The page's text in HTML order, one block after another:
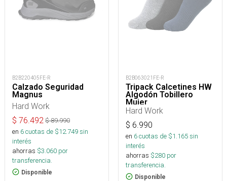
B2B220405FE-R
Calzado Seguridad
Magnus
Hard Work
$ 76.492 $89.990
en 6cuotas de $12.749sin
interés
ahorras $3.060 por
transferencia.
Disponible
B2B063021FE-R
Tripack Calcetines HW
Algodón Tobillero
Mujer
Hard Work
$ 6.990
en 6cuotas de $1.165sin
interés
ahorras $280 por
transferencia.
Disponible